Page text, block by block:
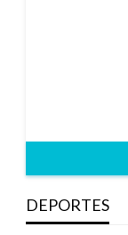
DEPORTES